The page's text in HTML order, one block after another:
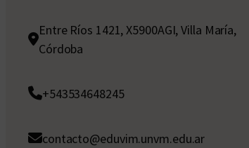
Entre Ríos 1421, X5900AGI, Villa María,
Córdoba
+543534648245
contacto@eduvim.unvm.edu.ar